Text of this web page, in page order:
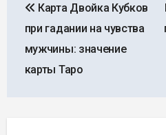
по
записям
Карта Двойка Кубков
при гадании на чувства
мужчины: значение
карты Таро